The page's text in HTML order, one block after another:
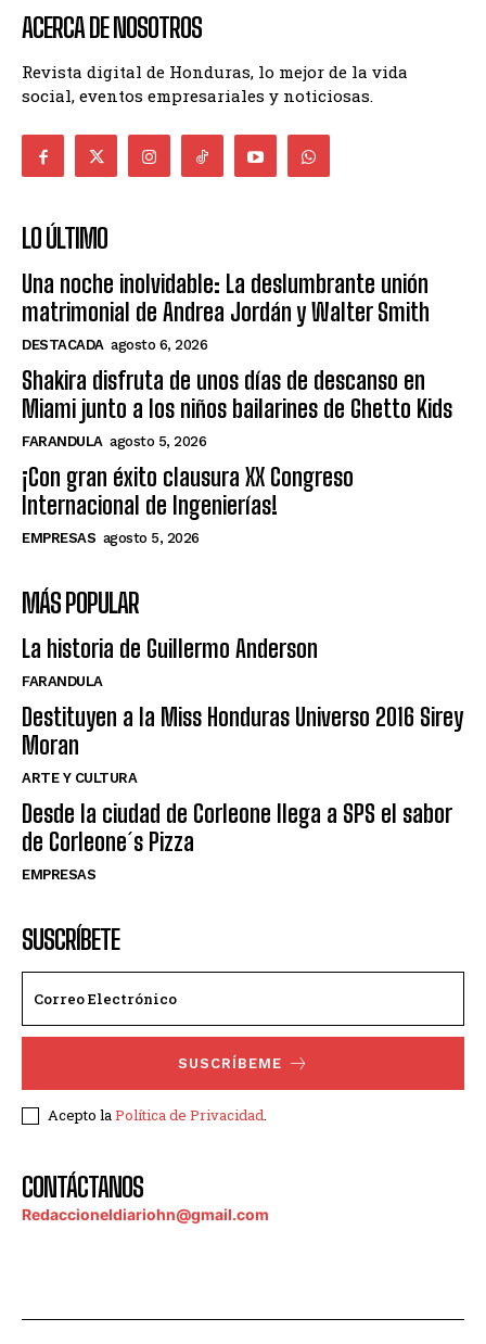
ACERCA DE NOSOTROS
Revista digital de Honduras, lo mejor de la vida
social, eventos empresariales y noticiosas.
LO ÚLTIMO
Una noche inolvidable: La deslumbrante unión
matrimonial de Andrea Jordán y Walter Smith
DESTACADA agosto 6, 2026
Shakira disfruta de unos días de descanso en
Miami junto a los niños bailarines de Ghetto Kids
FARANDULA agosto 5, 2026
¡Con gran éxito clausura XX Congreso
Internacional de Ingenierías!
EMPRESAS agosto 5, 2026
MÁS POPULAR
La historia de Guillermo Anderson
FARANDULA
Destituyen a la Miss Honduras Universo 2016 Sirey
Moran
ARTE Y CULTURA
Desde la ciudad de Corleone llega a SPS el sabor
de Corleone´s Pizza
EMPRESAS
SUSCRÍBETE
SUSCRÍBEME
Acepto la Política de Privacidad
CONTÁCTANOS
Redaccioneldiariohn@gmail.com